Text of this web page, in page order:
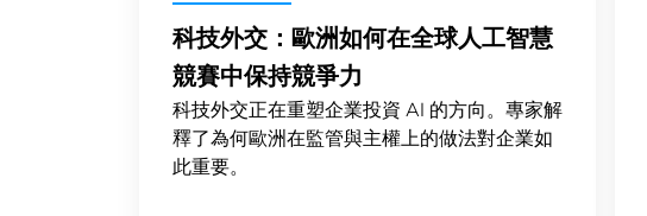
科技外交：歐洲如何在全球人工智慧
競賽中保持競爭力
科技外交正在重塑企業投資 AI 的方向。專家解
釋了為何歐洲在監管與主權上的做法對企業如
此重要。